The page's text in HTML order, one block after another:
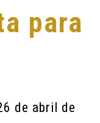
para
de abril de